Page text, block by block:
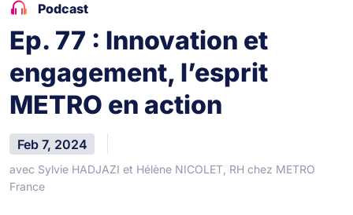
Podcast
Ep. 77 : Innovation et
engagement, l’esprit
METRO en action
Feb 7, 2024
avec Sylvie HADJAZI et Hélène NICOLET, RH chez METRO
France